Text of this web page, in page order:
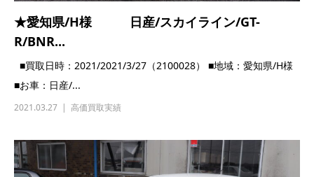
★愛知県/H様 日産/スカイライン/GT-
R/BNR...
■買取日時：2021/2021/3/27（2100028） ■地域：愛知県/H様
■お車：日産/...
2021.03.27 高価買取実績